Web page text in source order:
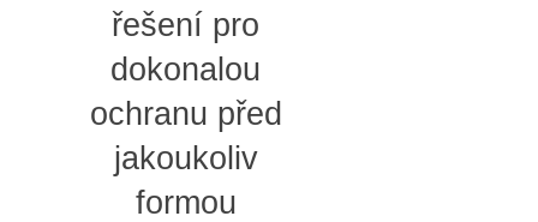
řešení pro
dokonalou
ochranu před
jakoukoliv
formou